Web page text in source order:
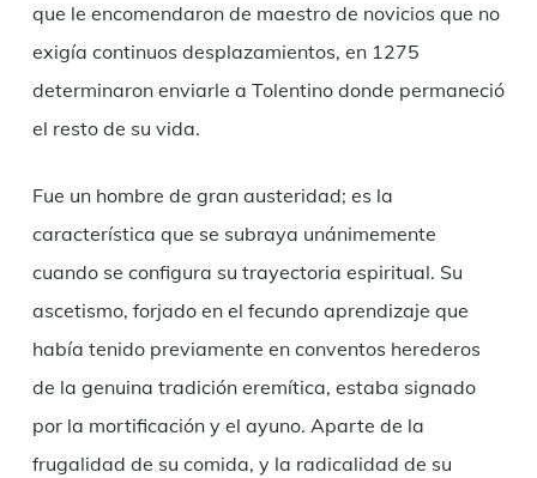
que le encomendaron de maestro de novicios que no
exigía continuos desplazamientos, en 1275
determinaron enviarle a Tolentino donde permaneció
el resto de su vida.
Fue un hombre de gran austeridad; es la
característica que se subraya unánimemente
cuando se configura su trayectoria espiritual. Su
ascetismo, forjado en el fecundo aprendizaje que
había tenido previamente en conventos herederos
de la genuina tradición eremítica, estaba signado
por la mortificación y el ayuno. Aparte de la
frugalidad de su comida, y la radicalidad de su